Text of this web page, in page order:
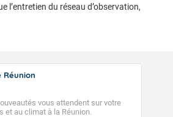
l’entretien du réseau d’observation,
Réunion
vous attendent sur votre
et au climat à la Réunion.